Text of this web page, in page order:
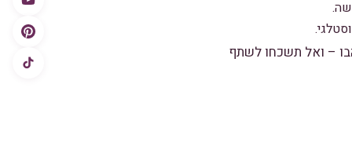
– ואל תשכחו לשתף